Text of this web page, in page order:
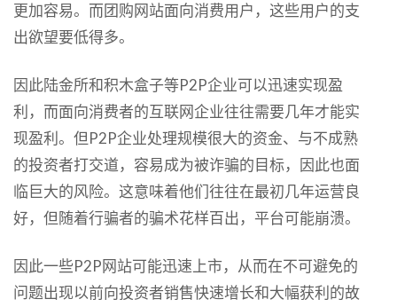
更加容易。而团购网站面向消费用户，这些用户的支
出欲望要低得多。
因此陆金所和积木盒子等P2P企业可以迅速实现盈
利，而面向消费者的互联网企业往往需要几年才能实
现盈利。但P2P企业处理规模很大的资金、与不成熟
的投资者打交道，容易成为被诈骗的目标，因此也面
临巨大的风险。这意味着他们往往在最初几年运营良
好，但随着行骗者的骗术花样百出，平台可能崩溃。
因此一些P2P网站可能迅速上市，从而在不可避免的
问题出现以前向投资者销售快速增长和大幅获利的故